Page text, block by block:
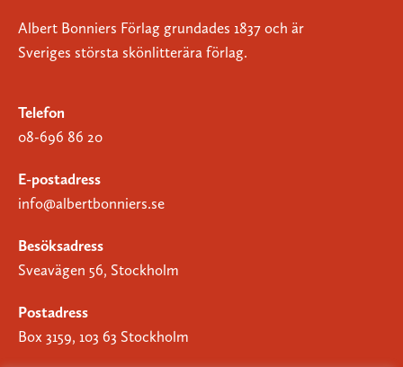
Albert Bonniers Förlag grundades 1837 och är
Sveriges största skönlitterära förlag.
Telefon
08-696 86 20
E-postadress
info@albertbonniers.se
Besöksadress
Sveavägen 56, Stockholm
Postadress
Box 3159, 103 63 Stockholm